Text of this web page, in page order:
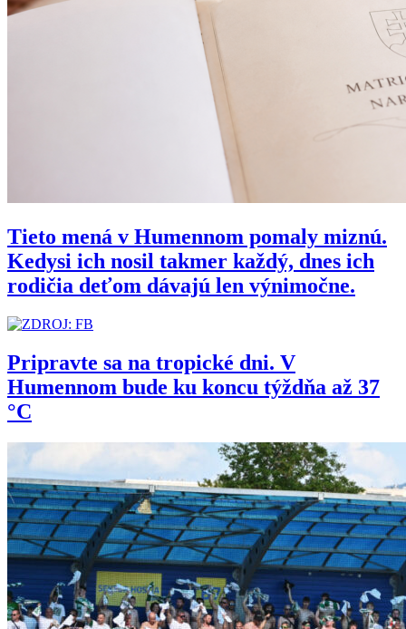
Tieto mená v Humennom pomaly miznú.
Kedysi ich nosil takmer každý, dnes ich
rodičia deťom dávajú len výnimočne.
Pripravte sa na tropické dni. V
Humennom bude ku koncu týždňa až 37
°C